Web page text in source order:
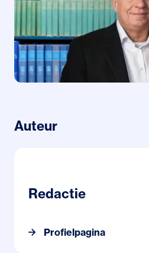
Auteur
Redactie
Profielpagina